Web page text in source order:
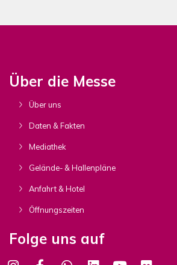
Über die Messe
Über uns
Daten & Fakten
Mediathek
Gelände- & Hallenpläne
Anfahrt & Hotel
Öffnungszeiten
Folge uns auf